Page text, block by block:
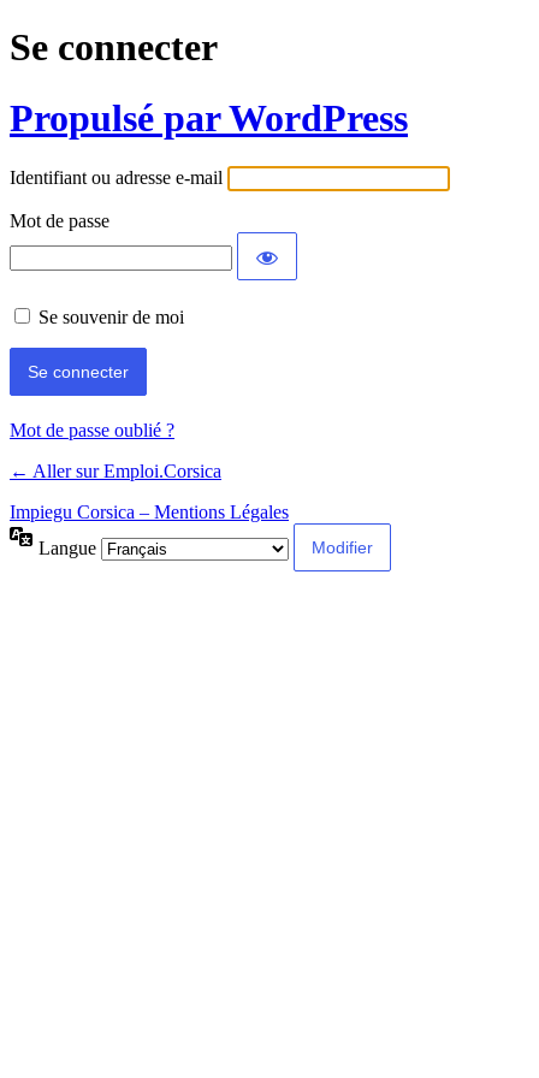
Se connecter
Propulsé par WordPress
Identifiant ou adresse e-mail
Mot de passe
Se souvenir de moi
Mot de passe oublié ?
← Aller sur Emploi.Corsica
Impiegu Corsica – Mentions Légales
Langue